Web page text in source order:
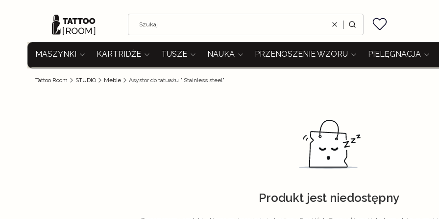
WyczyśćSzukaj Ulubione
MASZYNKI KARTRIDŻE TUSZE NAUKA PRZENOSZENIE WZORU PIELĘGNACJA
Tattoo Room STUDIO Meble Asystor do tatuażu " Stainless steel"
Produkt jest niedostępny